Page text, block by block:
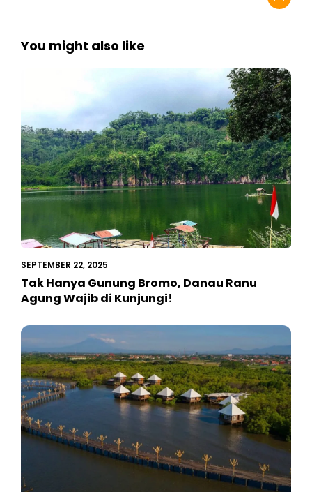
You might also like
SEPTEMBER 22, 2025
Tak Hanya Gunung Bromo, Danau Ranu
Agung Wajib di Kunjungi!